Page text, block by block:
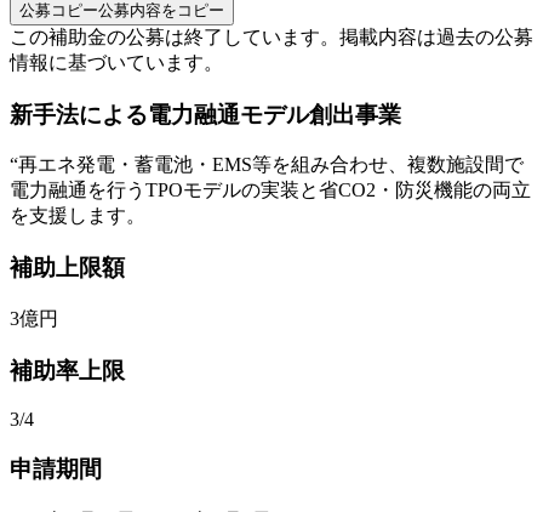
公募コピー公募内容をコピー
この補助金の公募は終了しています。 掲載内容は過去の公募
情報に基づいています。
新手法による電力融通モデル創出事業
“再エネ発電・蓄電池・EMS等を組み合わせ、複数施設間で
電力融通を行うTPOモデルの実装と省CO2・防災機能の両立
を支援します。
補助上限額
3億円
補助率上限
3/4
申請期間